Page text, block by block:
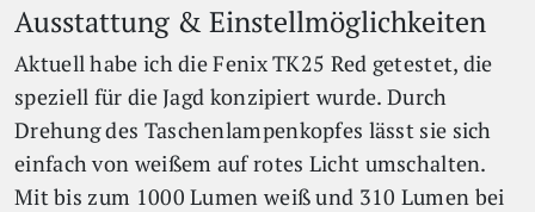
Ausstattung & Einstellmöglichkeiten
Aktuell habe ich die Fenix TK25 Red getestet, die
speziell für die Jagd konzipiert wurde. Durch
Drehung des Taschenlampenkopfes lässt sie sich
einfach von weißem auf rotes Licht umschalten.
Mit bis zum 1000 Lumen weiß und 310 Lumen bei